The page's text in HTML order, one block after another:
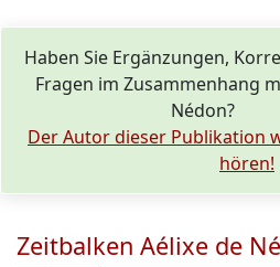
Haben Sie Ergänzungen,
Fragen im Zusammenhang
Nédon?
Der Autor dieser Publikation
hören!
Zeitbalken Aélixe de